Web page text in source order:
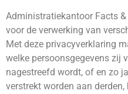
Administratiekantoor Facts
voor de verwerking van
Met deze privacyverklaring
welke persoonsgegevens zij
nagestreefd wordt, of en zo
verstrekt worden aan derden,